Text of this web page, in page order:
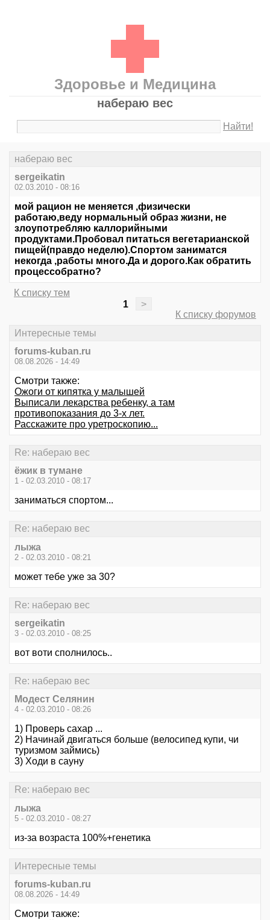
Здоровье и Медицина
набераю вес
Найти!
набераю вес
sergeikatin
02.03.2010 - 08:16
мой рацион не меняется ,физически
работаю,веду нормальный образ жизни, не
злоупотребляю каллорийными
продуктами.Пробовал питаться вегетарианской
пищей(правдо неделю).Спортом заниматся
некогда ,работы много.Да и дорого.Как обратить
процессобратно?
К списку тем
1
>
К списку форумов
Интересные темы
forums-kuban.ru
08.08.2026 - 14:49
Смотри также:
Ожоги от кипятка у малышей
Выписали лекарства ребенку, а там
противопоказания до 3-х лет.
Расскажите про уретроскопию...
Re: набераю вес
ёжик в тумане
1 - 02.03.2010 - 08:17
заниматься спортом...
Re: набераю вес
лыжа
2 - 02.03.2010 - 08:21
может тебе уже за 30?
Re: набераю вес
sergeikatin
3 - 02.03.2010 - 08:25
вот воти сполнилось..
Re: набераю вес
Модест Селянин
4 - 02.03.2010 - 08:26
1) Проверь сахар ...
2) Начинай двигаться больше (велосипед купи, чи
туризмом займись)
3) Ходи в сауну
Re: набераю вес
лыжа
5 - 02.03.2010 - 08:27
из-за возраста 100%+генетика
Интересные темы
forums-kuban.ru
08.08.2026 - 14:49
Смотри также: